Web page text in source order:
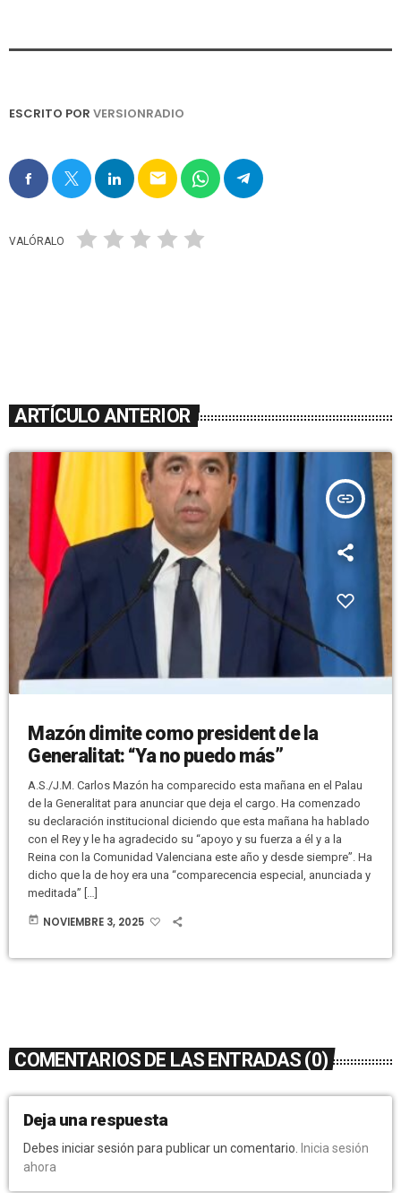
ESCRITO POR VERSIONRADIO
email
VALÓRALO
ARTÍCULO ANTERIOR
insert_link
Mazón dimite como president de la
Generalitat: “Ya no puedo más”
A.S./J.M. Carlos Mazón ha comparecido esta mañana en el Palau
de la Generalitat para anunciar que deja el cargo. Ha comenzado
su declaración institucional diciendo que esta mañana ha hablado
con el Rey y le ha agradecido su “apoyo y su fuerza a él y a la
Reina con la Comunidad Valenciana este año y desde siempre”. Ha
dicho que la de hoy era una “comparecencia especial, anunciada y
meditada” […]
today NOVIEMBRE 3, 2025
COMENTARIOS DE LAS ENTRADAS (0)
Deja una respuesta
Debes iniciar sesión para publicar un comentario. Inicia sesión
ahora